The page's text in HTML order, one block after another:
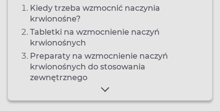
Kiedy trzeba wzmocnić naczynia
krwionośne?
Tabletki na wzmocnienie naczyń
krwionośnych
Preparaty na wzmocnienie naczyń
krwionośnych do stosowania
zewnętrznego